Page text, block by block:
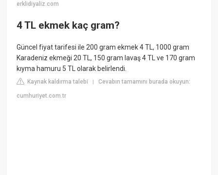
erklidiyaliz.com
4 TL ekmek kaç gram?
Güncel fiyat tarifesi ile 200 gram ekmek 4 TL, 1000 gram
Karadeniz ekmeği 20 TL, 150 gram lavaş 4 TL ve 170 gram
kıyma hamuru 5 TL olarak belirlendi.
Kaynak kaldırma talebi |Cevabın tamamını burada okuyun:
cumhuriyet.com.tr